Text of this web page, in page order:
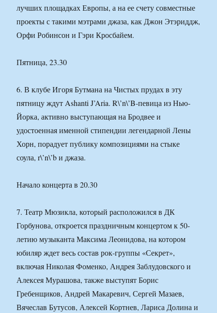
лучших площадках Европы, а на ее счету совместные
проекты с такими мэтрами джаза, как Джон Этэриддж,
Орфи Робинсон и Гэри Кросбайем.
Пятница, 23.30
6. В клубе Игоря Бутмана на Чистых прудах в эту
пятницу ждут Ashanti J’Aria. R\’n\’B-певица из Нью-
Йорка, активно выступающая на Бродвее и
удостоенная именной стипендии легендарной Лены
Хорн, порадует публику композициями на стыке
соула, r\’n\’b и джаза.
Начало концерта в 20.30
7. Театр Мюзикла, который расположился в ДК
Горбунова, откроется праздничным концертом к 50-
летию музыканта Максима Леонидова, на котором
юбиляр ждет весь состав рок-группы «Секрет»,
включая Николая Фоменко, Андрея Заблудовского и
Алексея Мурашова, также выступят Борис
Гребенщиков, Андрей Макаревич, Сергей Мазаев,
Вячеслав Бутусов, Алексей Кортнев, Лариса Долина и